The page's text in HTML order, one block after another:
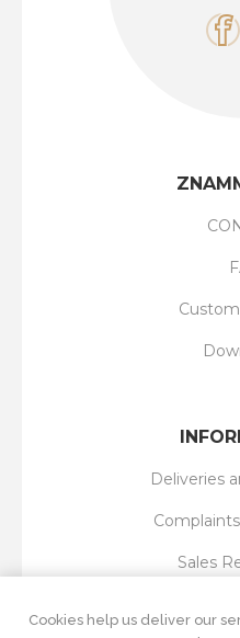
Deliveries
Sales
Cookies help us deliver our